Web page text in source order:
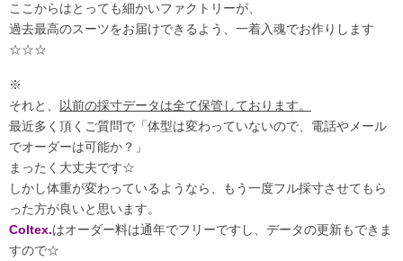
ここからはとっても細かいファクトリーが、
過去最高のスーツをお届けできるよう、一着入魂でお作りします
☆☆☆
※
それと、
以前の採寸データは全て保管しております。
最近多く頂くご質問で「体型は変わっていないので、電話やメール
でオーダーは可能か？」
まったく大丈夫です☆
しかし体重が変わっているようなら、もう一度フル採寸させてもら
った方が良いと思います。
Coltex.はオーダー料は通年でフリーですし、データの更新もできま
すので☆